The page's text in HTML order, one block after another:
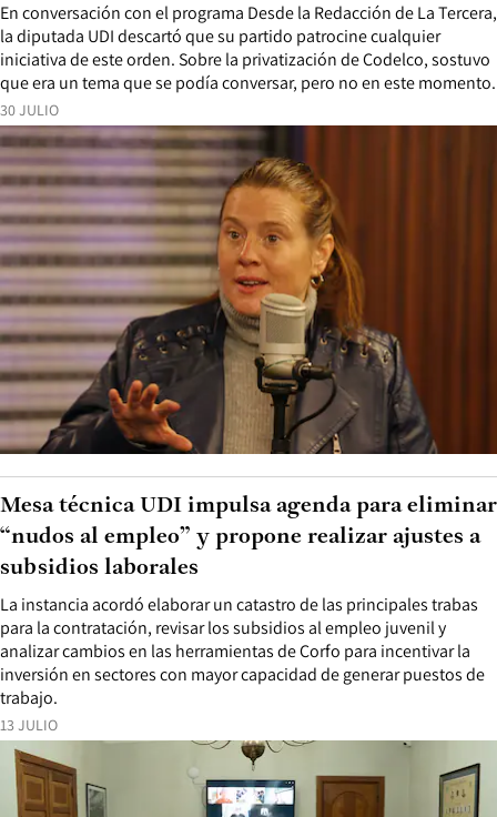
30 JULIO
En conversación con el programa Desde la Redacción de La Tercera,
la diputada UDI descartó que su partido patrocine cualquier
iniciativa de este orden. Sobre la privatización de Codelco, sostuvo
que era un tema que se podía conversar, pero no en este momento.
13 JULIO
La instancia acordó elaborar un catastro de las principales trabas
para la contratación, revisar los subsidios al empleo juvenil y
analizar cambios en las herramientas de Corfo para incentivar la
inversión en sectores con mayor capacidad de generar puestos de
trabajo.
Mesa técnica UDI impulsa agenda para eliminar
“nudos al empleo” y propone realizar ajustes a
subsidios laborales